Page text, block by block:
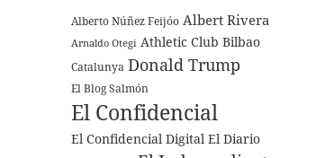
Alberto Núñez Feijóo Albert Rivera
Arnaldo Otegi Athletic Club Bilbao
Catalunya Donald Trump
El Blog Salmón
El Confidencial
El Confidencial Digital El Diario